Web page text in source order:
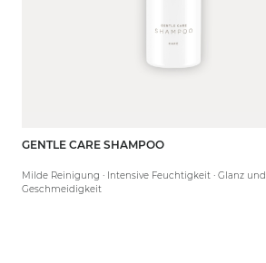
250 ml
GENTLE CARE SHAMPOO
Milde Reinigung · Intensive Feuchtigkeit · Glanz und
Geschmeidigkeit